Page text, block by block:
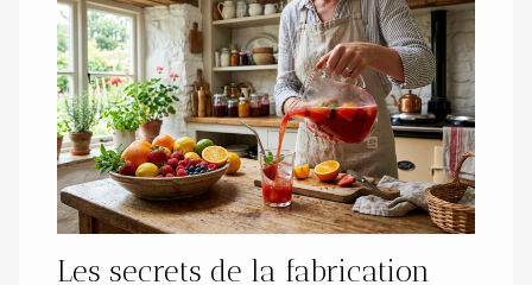
Les secrets de la fabrication